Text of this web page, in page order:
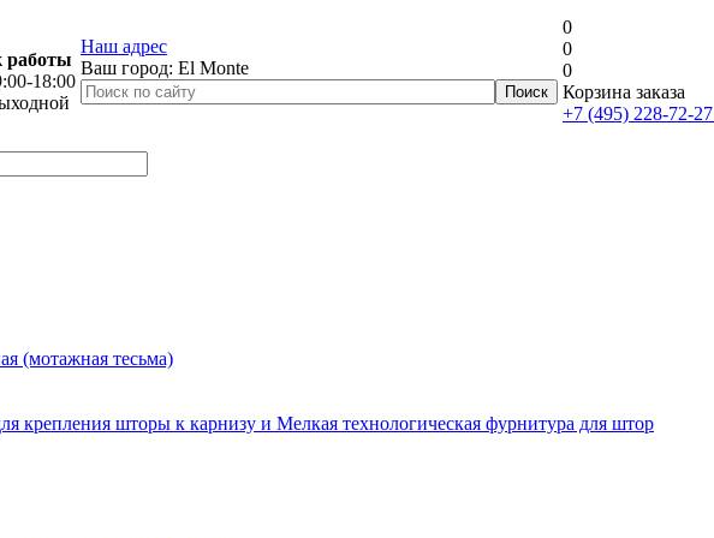
работы
18:00
Наш адрес
Ваш город: El Monte
0
0
0
Корзина заказа
+7 (495) 228-72-27
(мотажная тесьма)
крепления шторы к карнизу и Мелкая технологическая фурнитура для штор